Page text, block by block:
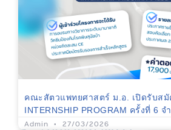
คณะสัตวแพทยศาสตร์ ม.อ. เปิดรับสมั
INTERNSHIP PROGRAM ครั้งที่ 6
Admin 27/03/2026